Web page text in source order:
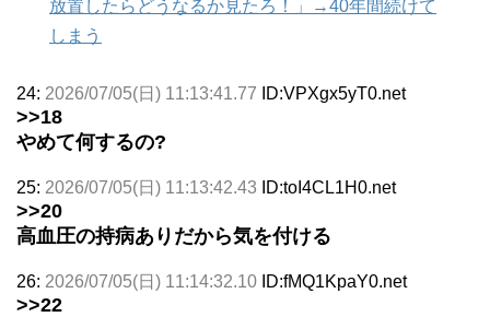
放置したらどうなるか見たろ！」→40年間続けて
しまう
24: 2026/07/05(日) 11:13:41.77 ID:VPXgx5yT0.net
>>18
やめて何するの?
25: 2026/07/05(日) 11:13:42.43 ID:toI4CL1H0.net
>>20
高血圧の持病ありだから気を付ける
26: 2026/07/05(日) 11:14:32.10 ID:fMQ1KpaY0.net
>>22